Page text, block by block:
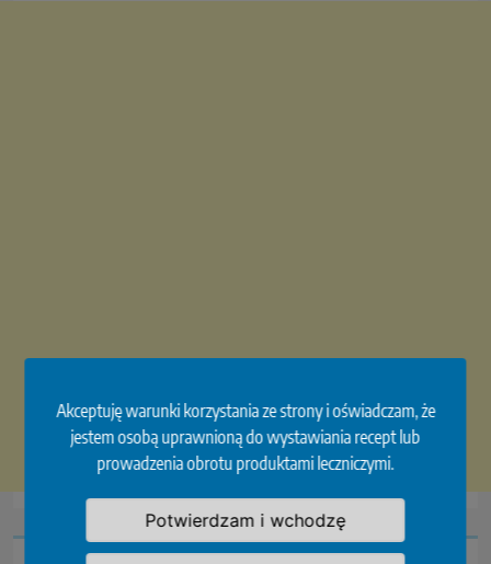
Akceptuję warunki korzystania ze strony i oświadczam, że
jestem osobą uprawnioną do wystawiania recept lub
prowadzenia obrotu produktami leczniczymi.
Potwierdzam i wchodzę